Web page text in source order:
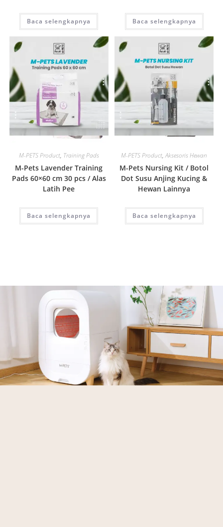
Baca selengkapnya Baca selengkapnya
Quick View
M-PETS Product, Training Pads
M-Pets Lavender Training
Pads 60×60 cm 30 pcs / Alas
Latih Pee
Baca selengkapnya
Quick View
M-PETS Product,Aksesoris Hewan
M-Pets Nursing Kit / Botol
Dot Susu Anjing Kucing &
Hewan Lainnya
Baca selengkapnya